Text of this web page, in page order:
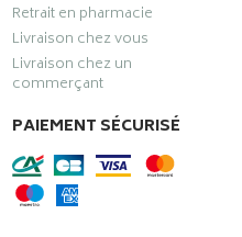
Retrait en pharmacie
Livraison chez vous
Livraison chez un
commerçant
PAIEMENT SÉCURISÉ